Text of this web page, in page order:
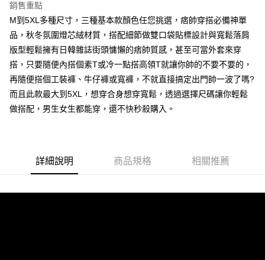
7-11取貨付款
每筆NT$80，滿NT$1,000(含以上)免運費
每筆NT$80，滿NT$1,000(含以上)免運費
宅配
每筆NT$150
銷售重點
M到5XL多種尺寸，三種基本款顏色任您挑選，痞帥穿搭必備神單
品，秋冬氛圍燈芯絨材質，搭配細節做雙口袋貼標設計與寬鬆落肩
版型輕鬆擁有日韓雜誌街頭慵懶的痞帥質感，甚至可當外套來穿
搭，只要隨便內搭個素T或冷一點搭高領T就讓你帥的不要不要的，
再隨便搭個工裝褲、牛仔褲或寬褲，不就直接搞定出門帥一波了嗎?
而且此款最大到5XL，想穿合身想穿寬鬆，透過選擇尺碼讓你輕鬆
做搭配，男生女生都能穿，還不快秒殺購入。
詳細說明 商品規格 相關推薦